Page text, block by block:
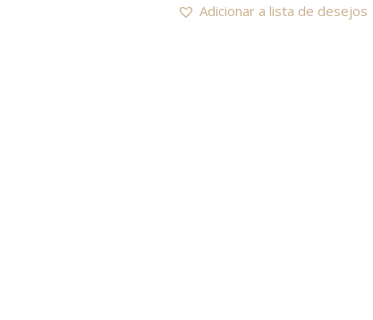
Adicionar a lista de desejos